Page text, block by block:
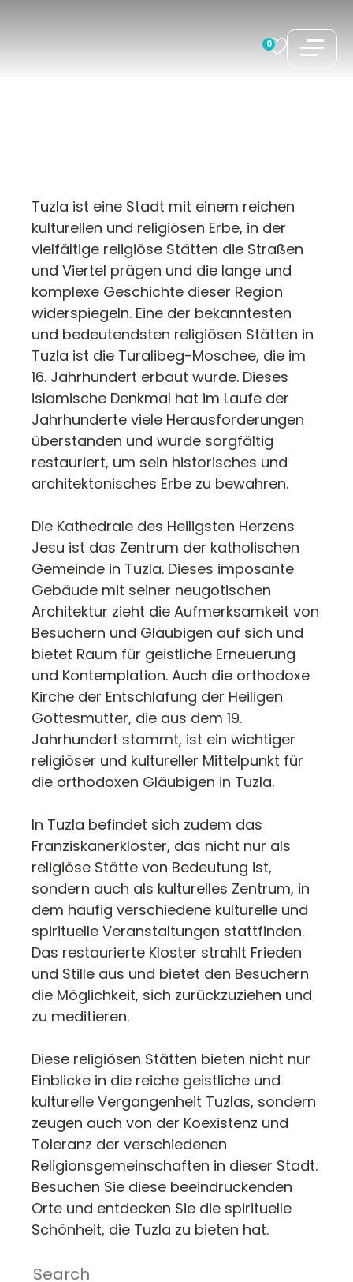
0
Tuzla ist eine Stadt mit einem reichen
kulturellen und religiösen Erbe, in der
vielfältige religiöse Stätten die Straßen
und Viertel prägen und die lange und
komplexe Geschichte dieser Region
widerspiegeln. Eine der bekanntesten
und bedeutendsten religiösen Stätten in
Tuzla ist die Turalibeg-Moschee, die im
16. Jahrhundert erbaut wurde. Dieses
islamische Denkmal hat im Laufe der
Jahrhunderte viele Herausforderungen
überstanden und wurde sorgfältig
restauriert, um sein historisches und
architektonisches Erbe zu bewahren.
Die Kathedrale des Heiligsten Herzens
Jesu ist das Zentrum der katholischen
Gemeinde in Tuzla. Dieses imposante
Gebäude mit seiner neugotischen
Architektur zieht die Aufmerksamkeit von
Besuchern und Gläubigen auf sich und
bietet Raum für geistliche Erneuerung
und Kontemplation. Auch die orthodoxe
Kirche der Entschlafung der Heiligen
Gottesmutter, die aus dem 19.
Jahrhundert stammt, ist ein wichtiger
religiöser und kultureller Mittelpunkt für
die orthodoxen Gläubigen in Tuzla.
In Tuzla befindet sich zudem das
Franziskanerkloster, das nicht nur als
religiöse Stätte von Bedeutung ist,
sondern auch als kulturelles Zentrum, in
dem häufig verschiedene kulturelle und
spirituelle Veranstaltungen stattfinden.
Das restaurierte Kloster strahlt Frieden
und Stille aus und bietet den Besuchern
die Möglichkeit, sich zurückzuziehen und
zu meditieren.
Diese religiösen Stätten bieten nicht nur
Einblicke in die reiche geistliche und
kulturelle Vergangenheit Tuzlas, sondern
zeugen auch von der Koexistenz und
Toleranz der verschiedenen
Religionsgemeinschaften in dieser Stadt.
Besuchen Sie diese beeindruckenden
Orte und entdecken Sie die spirituelle
Schönheit, die Tuzla zu bieten hat.